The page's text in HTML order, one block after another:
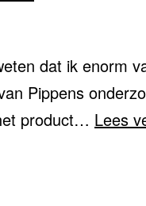
dat ik enorm
Pippens
product… Lees